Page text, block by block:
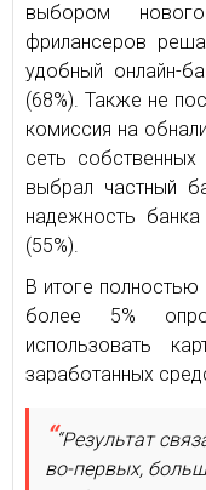
выбором
фрилансеров
удобный онлайн-
(68%). Также не
комиссия на
сеть
выбрал частный
надежность
(55%).
В итоге полностью
более 5%
использовать
заработанных
“Результат
во-первых,